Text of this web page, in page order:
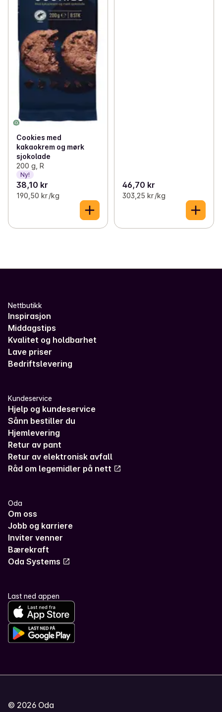
Cookies med
kakaokrem og mørk
sjokolade
200 g, R
Ny!
38,10 kr
190,50 kr /kg
46,70 kr
303,25 kr /kg
Nettbutikk
Inspirasjon
Middagstips
Kvalitet og holdbarhet
Lave priser
Bedriftslevering
Kundeservice
Hjelp og kundeservice
Sånn bestiller du
Hjemlevering
Retur av pant
Retur av elektronisk avfall
Råd om legemidler på nett
Oda
Om oss
Jobb og karriere
Inviter venner
Bærekraft
Oda Systems
Last ned appen
© 2026 Oda